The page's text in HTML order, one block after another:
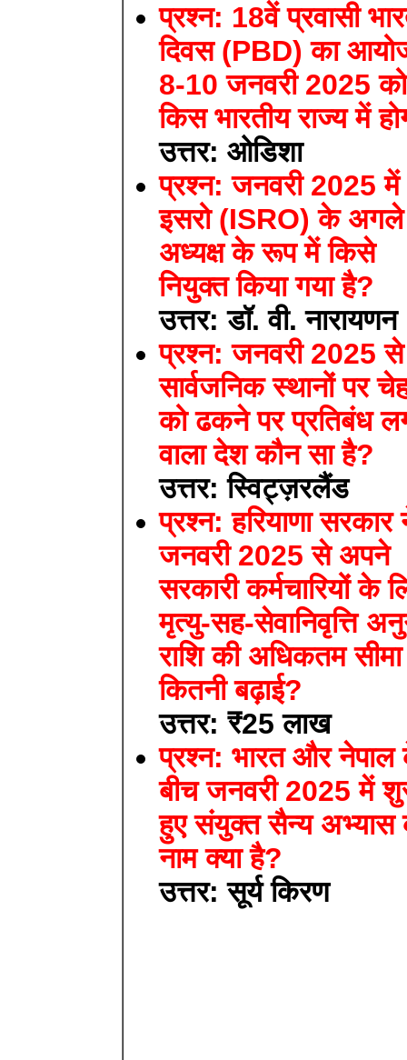
प्रश्न: 18वें प्रवासी
दिवस (PBD) का
8-10 जनवरी 2025 को
किस भारतीय राज्य में
उत्तर: ओडिशा
प्रश्न: जनवरी 2025 में
इसरो (ISRO) के अगले
अध्यक्ष के रूप में किसे
नियुक्त किया गया है?
उत्तर: डॉ. वी. नारायणन
प्रश्न: जनवरी 2025 से
सार्वजनिक स्थानों पर
को ढकने पर प्रतिबंध
वाला देश कौन सा है?
उत्तर: स्विट्ज़रलैंड
प्रश्न: हरियाणा सरकार
जनवरी 2025 से अपने
सरकारी कर्मचारियों के
मृत्यु-सह-सेवानिवृत्ति
राशि की अधिकतम सीमा
कितनी बढ़ाई?
उत्तर: ₹25 लाख
प्रश्न: भारत और
बीच जनवरी 2025 में
हुए संयुक्त सैन्य अभ्यास
नाम क्या है?
उत्तर: सूर्य किरण